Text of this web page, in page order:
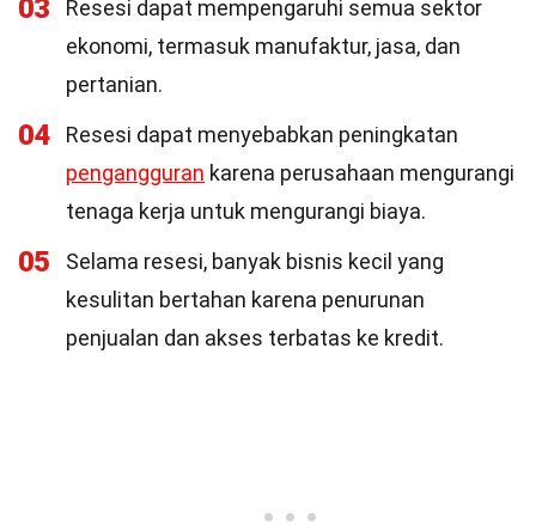
03
Resesi dapat mempengaruhi semua sektor
ekonomi, termasuk manufaktur, jasa, dan
pertanian.
04
Resesi dapat menyebabkan peningkatan
pengangguran karena perusahaan mengurangi
tenaga kerja untuk mengurangi biaya.
05
Selama resesi, banyak bisnis kecil yang
kesulitan bertahan karena penurunan
penjualan dan akses terbatas ke kredit.